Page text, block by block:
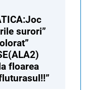
surori”
floarea